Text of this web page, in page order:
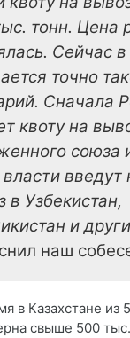
тонн. Цена
Сейчас
точно
Сначала
квоту на
союза
введут
в Узбекистан,
и
наш
в Казахстане из
свыше 500